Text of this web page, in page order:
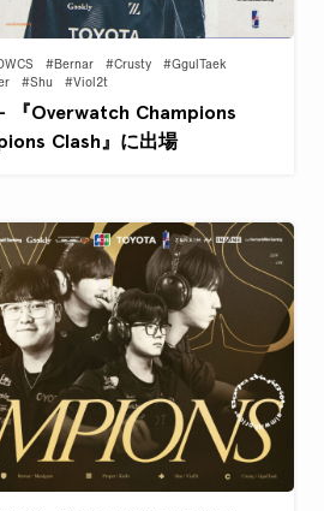
#Bernar #Crusty
#GgulTaek
#Shu #Viol2t
『Overwatch Champions
Clash』に出場